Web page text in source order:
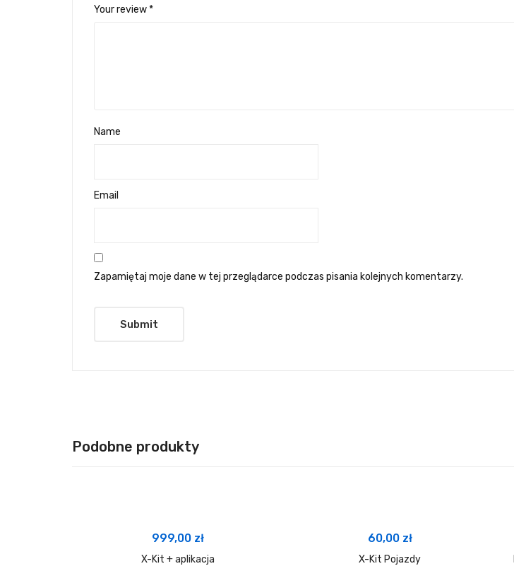
Your review*
Name
Email
Zapamiętaj moje dane w tej przeglądarce podczas pisania kolejnych komentarzy.
Podobne produkty
999,00 zł
X-Kit + aplikacja
60,00 zł
X-Kit Pojazdy